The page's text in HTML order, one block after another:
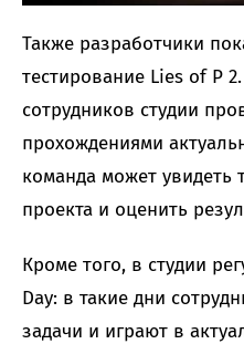
Также разработчики
тестирование Lies of P
сотрудников студии
прохождениями
команда может увидеть
проекта и оценить
Кроме того, в студии
Day: в такие дни
задачи и играют в